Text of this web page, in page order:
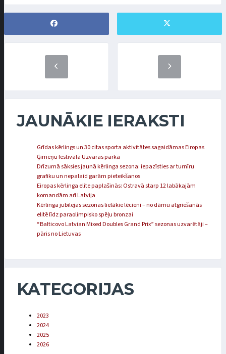
JAUNĀKIE IERAKSTI
Grīdas kērlings un 30 citas sporta aktivitātes sagaidāmas Eiropas
Ģimeņu festivālā Uzvaras parkā
Drīzumā sāksies jaunā kērlinga sezona: iepazīsties ar turnīru
grafiku un nepalaid garām pieteikšanos
Eiropas kērlinga elite paplašinās: Ostravā starp 12 labākajām
komandām arī Latvija
Kērlinga jubilejas sezonas lielākie lēcieni – no dāmu atgriešanās
elitē līdz paraolimpisko spēļu bronzai
“Balticovo Latvian Mixed Doubles Grand Prix” sezonas uzvarētāji –
pāris no Lietuvas
KATEGORIJAS
2023
2024
2025
2026